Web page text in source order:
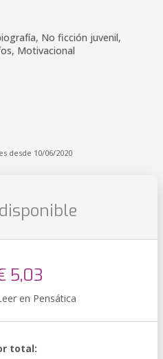
No ficción juvenil,
Motivacional
desde 10/06/2020
5,03
en Pensática
total: